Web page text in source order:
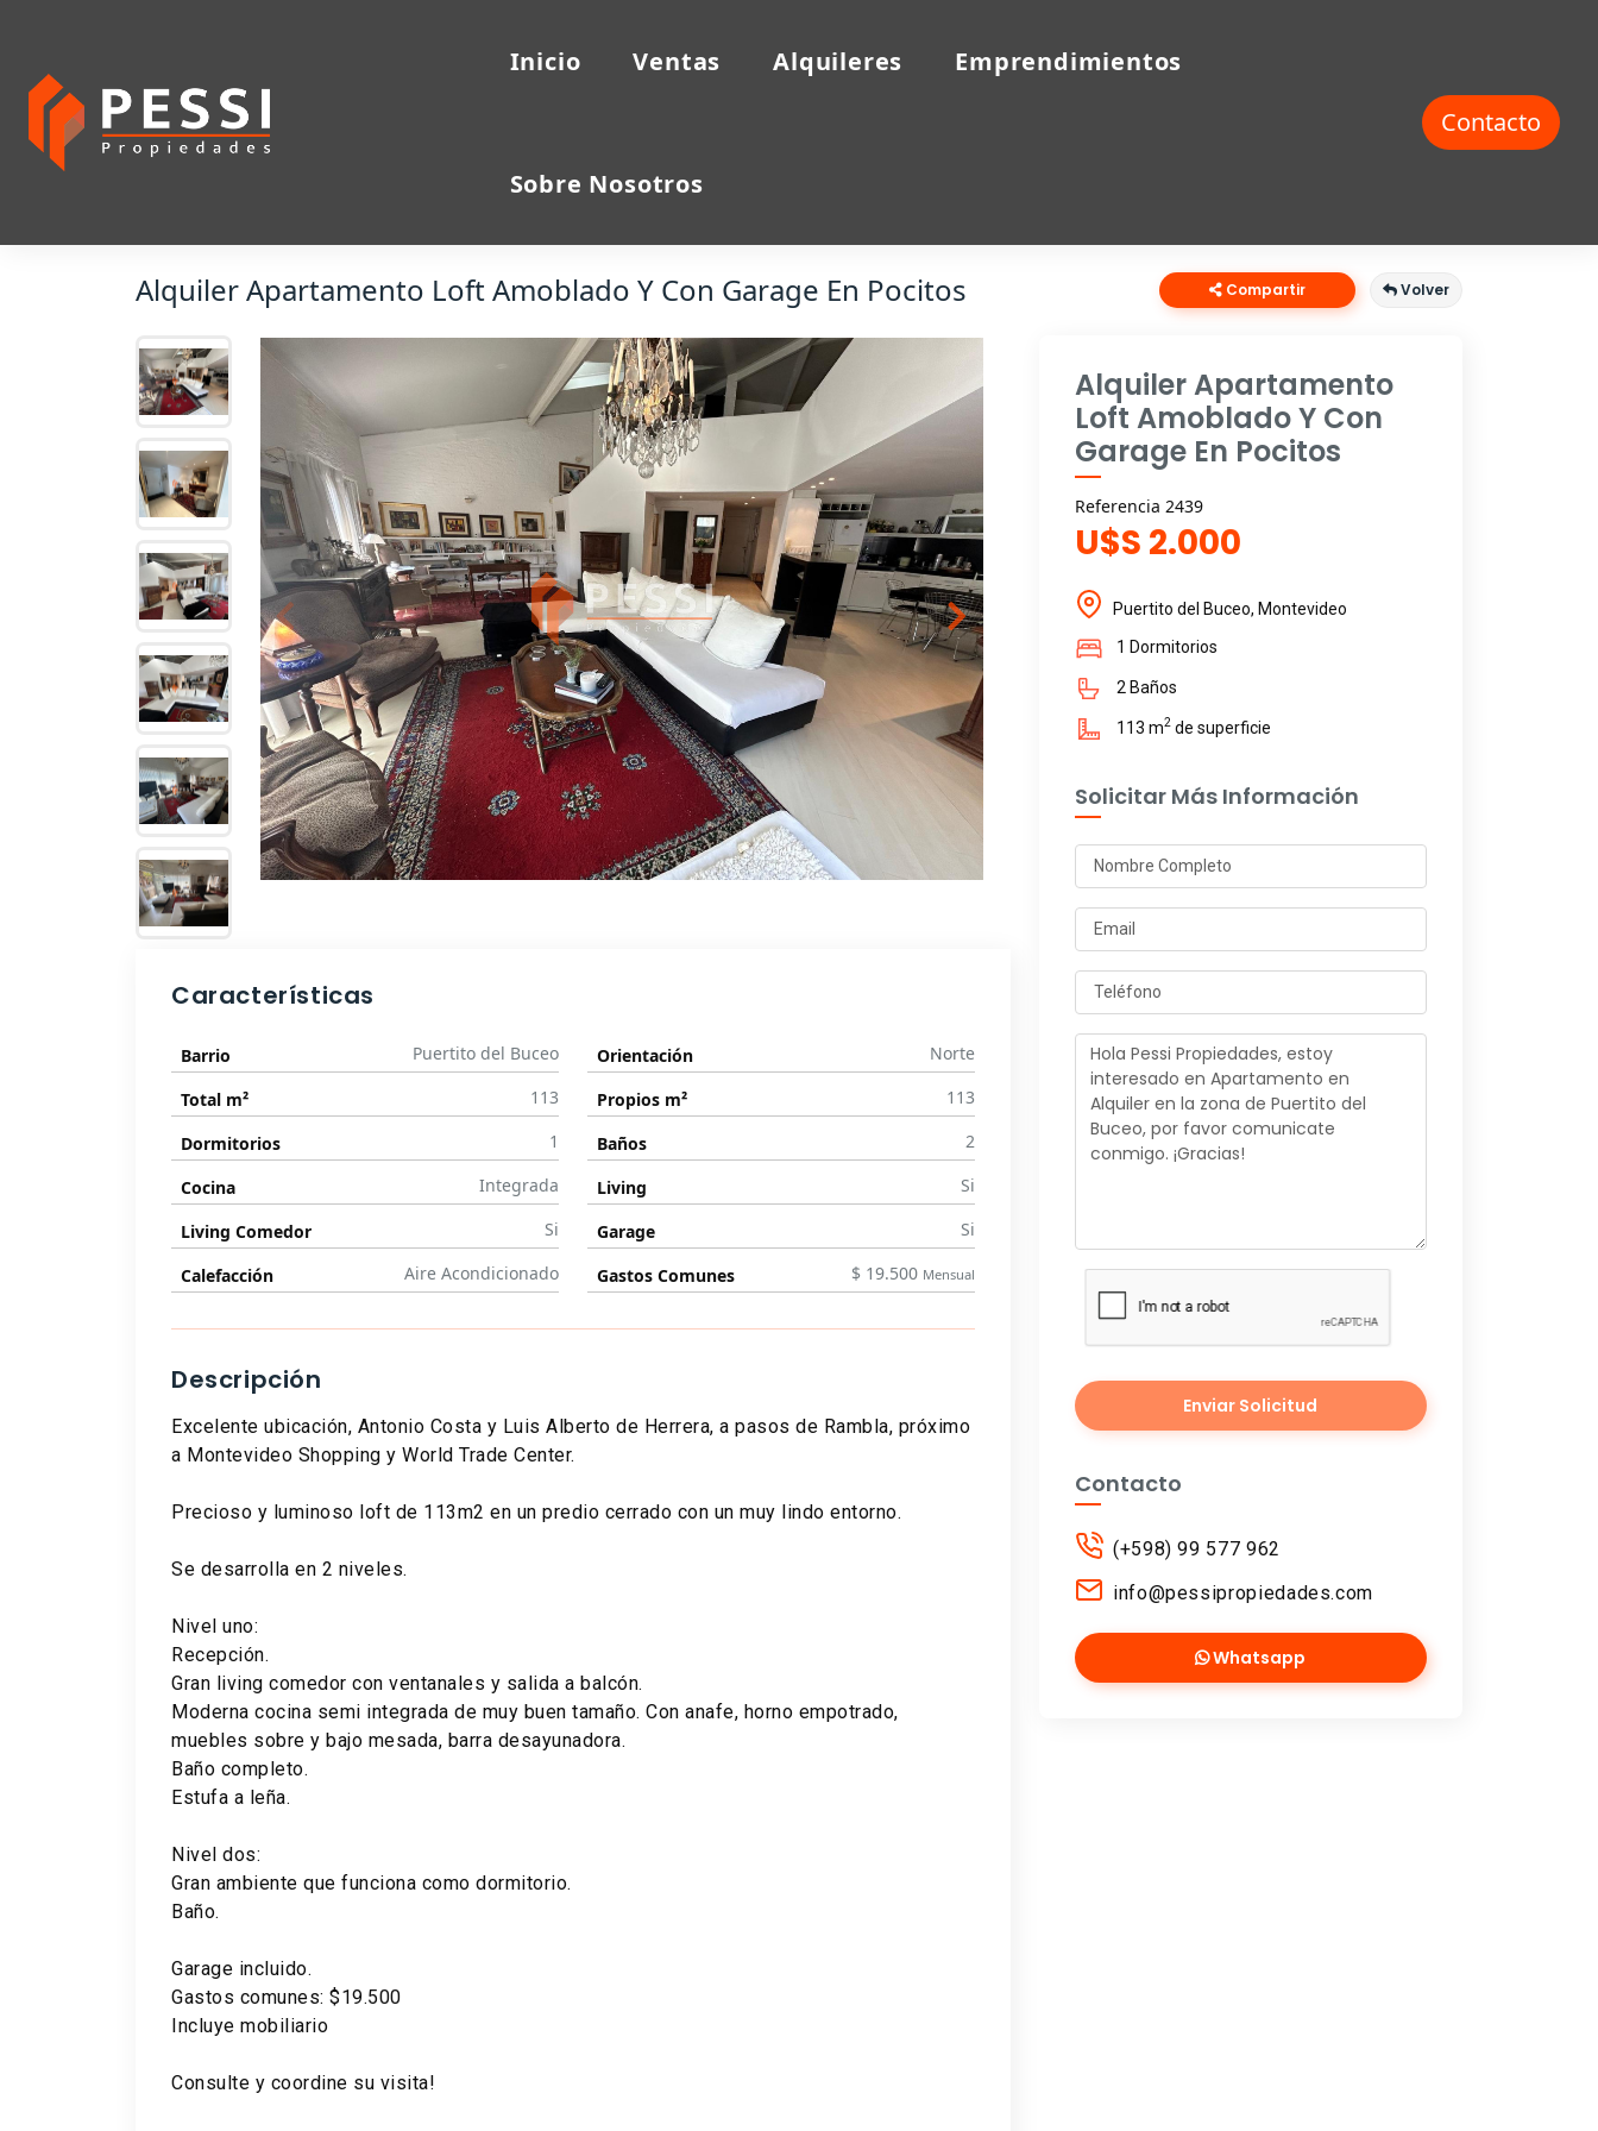
Inicio Ventas Alquileres Emprendimientos
Sobre Nosotros
Contacto
Alquiler Apartamento Loft Amoblado Y Con Garage En Pocitos Compartir Volver
Características
Barrio Puertito del Buceo Orientación Norte
Total m² 113 Propios m² 113
Dormitorios 1 Baños 2
Cocina Integrada Living Si
Living Comedor Si Garage Si
Calefacción Aire Acondicionado Gastos Comunes $ 19.500 Mensual
Descripción
Excelente ubicación, Antonio Costa y Luis Alberto de Herrera, a pasos de Rambla, próximo
a Montevideo Shopping y World Trade Center.
Precioso y luminoso loft de 113m2 en un predio cerrado con un muy lindo entorno.
Se desarrolla en 2 niveles.
Nivel uno:
Recepción.
Gran living comedor con ventanales y salida a balcón.
Moderna cocina semi integrada de muy buen tamaño. Con anafe, horno empotrado,
muebles sobre y bajo mesada, barra desayunadora.
Baño completo.
Estufa a leña.
Nivel dos:
Gran ambiente que funciona como dormitorio.
Baño.
Garage incluido.
Gastos comunes: $19.500
Incluye mobiliario
Consulte y coordine su visita!
Alquiler Apartamento
Loft Amoblado Y Con
Garage En Pocitos
Referencia 2439
U$S 2.000
Puertito del Buceo, Montevideo
1 Dormitorios
2 Baños
113 m2 de superficie
Solicitar Más Información
Enviar Solicitud
Contacto
(+598) 99 577 962
info@pessipropiedades.com
Whatsapp